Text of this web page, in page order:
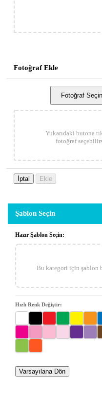
Fotoğraf Ekle
Fotoğraf
Yukarıdaki butona
fotoğraf
İptal Ekle
Şablon Seçin
Hazır Şablon Seçin:
Bu kategori için şablon
Hızlı Renk Değiştir:
Varsayılana Dön